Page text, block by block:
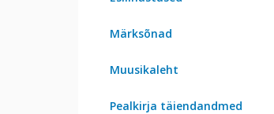
Märksõnad
Muusikaleht
Pealkirja täiendandmed